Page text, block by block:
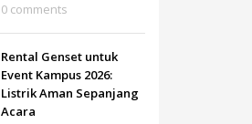
0 comments
Rental Genset untuk
Event Kampus 2026:
Listrik Aman Sepanjang
Acara